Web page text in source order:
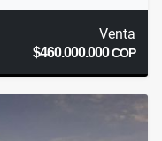
Venta
$460.000.000COP